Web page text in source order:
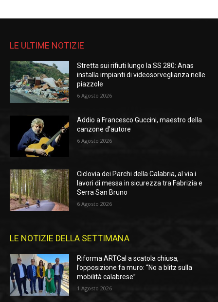
LE ULTIME NOTIZIE
Stretta sui rifiuti lungo la SS 280: Anas
installa impianti di videosorveglianza nelle
piazzole
6 Agosto 2026
Addio a Francesco Guccini, maestro della
canzone d’autore
6 Agosto 2026
Ciclovia dei Parchi della Calabria, al via i
lavori di messa in sicurezza tra Fabrizia e
Serra San Bruno
6 Agosto 2026
LE NOTIZIE DELLA SETTIMANA
Riforma ARTCal a scatola chiusa,
l’opposizione fa muro: “No a blitz sulla
mobilità calabrese”
1 Agosto 2026